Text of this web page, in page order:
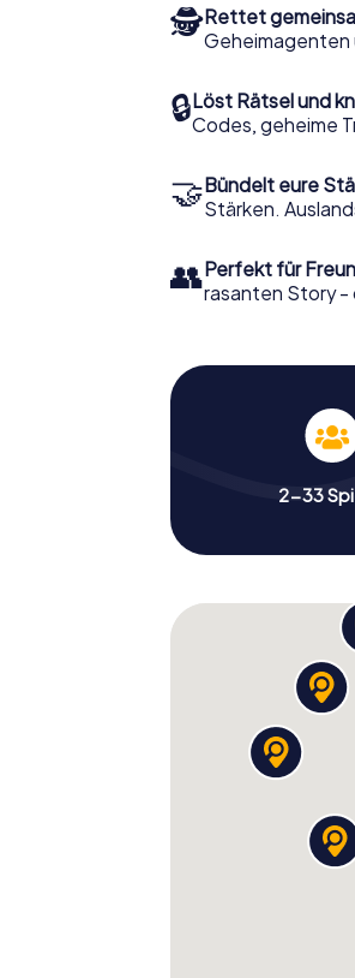
🕵Rettet
Geheimagenten
🔒Löst Rätsel und
Codes, geheime
🤝Bündelt eure
Stärken.
👥Perfekt für
rasanten Story -
2-33